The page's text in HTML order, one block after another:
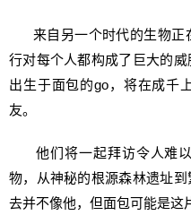
来自另一个时代的生物正
行对每个人都构成了巨大的威
出生于面包的go，将在成千
友。
他们将一起拜访令人难以
物，从神秘的根源森林遗址
去并不像他，但面包可能是这